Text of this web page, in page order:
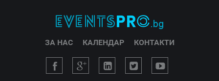
ЗА НАС КАЛЕНДАР КОНТАКТИ